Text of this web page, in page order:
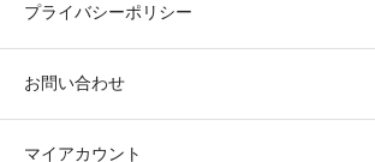
プライバシーポリシー
お問い合わせ
マイアカウント